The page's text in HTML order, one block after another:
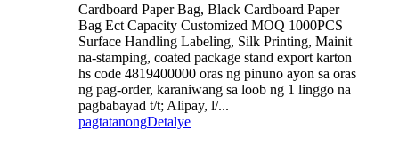
Cardboard Paper Bag, Black Cardboard Paper
Bag Ect Capacity Customized MOQ 1000PCS
Surface Handling Labeling, Silk Printing, Mainit
na-stamping, coated package stand export karton
hs code 4819400000 oras ng pinuno ayon sa oras
ng pag-order, karaniwang sa loob ng 1 linggo na
pagbabayad t/t; Alipay, l/...
pagtatanongDetalye